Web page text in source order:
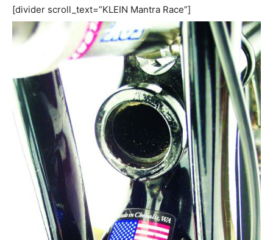
[divider scroll_text=”KLEIN Mantra Race”]